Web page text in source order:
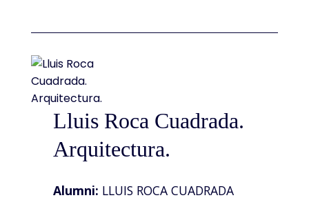
Lluis Roca Cuadrada.
Arquitectura.
Alumni: LLUIS ROCA CUADRADA